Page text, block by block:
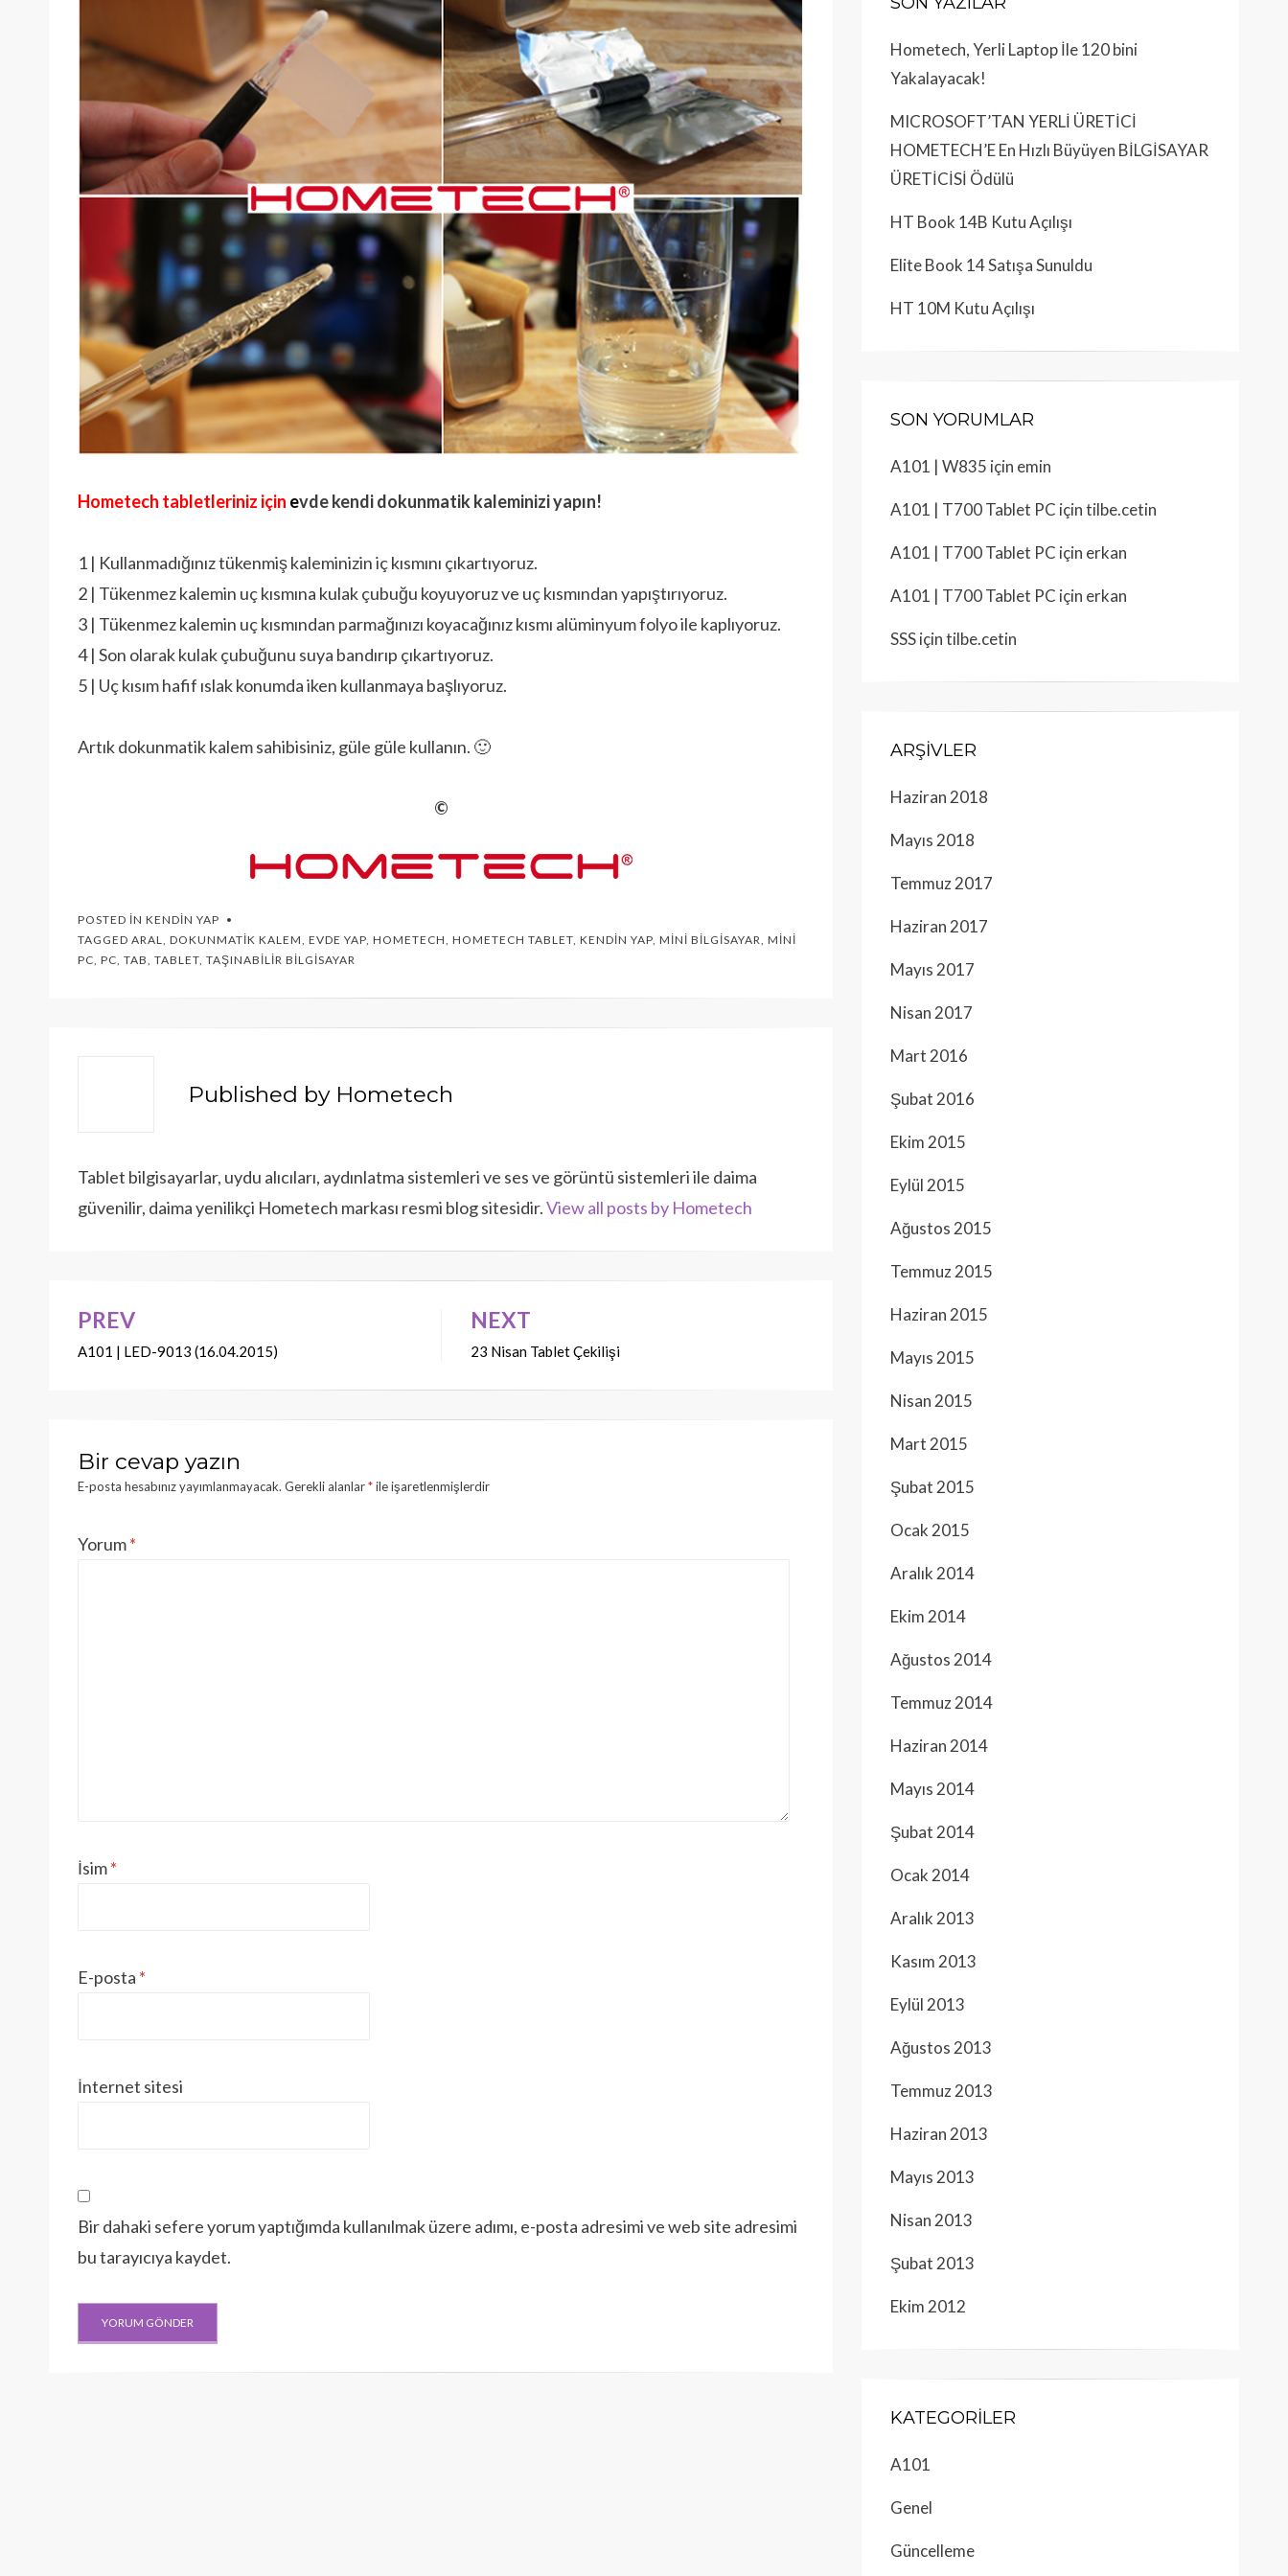
Hometech tabletleriniz için evde kendi dokunmatik kaleminizi yapın!
1 | Kullanmadığınız tükenmiş kaleminizin iç kısmını çıkartıyoruz.
2 | Tükenmez kalemin uç kısmına kulak çubuğu koyuyoruz ve uç kısmından yapıştırıyoruz.
3 | Tükenmez kalemin uç kısmından parmağınızı koyacağınız kısmı alüminyum folyo ile kaplıyoruz.
4 | Son olarak kulak çubuğunu suya bandırıp çıkartıyoruz.
5 | Uç kısım hafif ıslak konumda iken kullanmaya başlıyoruz.
Artık dokunmatik kalem sahibisiniz, güle güle kullanın. 🙂
©
POSTED IN KENDIN YAP
TAGGED ARAL, DOKUNMATIK KALEM, EVDE YAP, HOMETECH, HOMETECH TABLET, KENDIN YAP, MINI BILGISAYAR, MINI
PC, PC, TAB, TABLET, TAŞINABILIR BILGISAYAR
Published by Hometech
Tablet bilgisayarlar, uydu alıcıları, aydınlatma sistemleri ve ses ve görüntü sistemleri ile daima
güvenilir, daima yenilikçi Hometech markası resmi blog sitesidir.View all posts by Hometech
Yazı
dolaşımı
PREV
A101 | LED-9013 (16.04.2015)
NEXT
23 Nisan Tablet Çekilişi
Bir cevap yazın
E-posta hesabınız yayımlanmayacak. Gerekli alanlar*ile işaretlenmişlerdir
Yorum*
İsim*
E-posta *
İnternet sitesi
Bir dahaki sefere yorum yaptığımda kullanılmak üzere adımı, e-posta adresimi ve web site adresimi
bu tarayıcıya kaydet.
Hometech, Yerli Laptop İle 120 bini
Yakalayacak!
MICROSOFT’TAN YERLİ ÜRETİCİ
HOMETECH’E En Hızlı Büyüyen BİLGİSAYAR
ÜRETİCİSİ Ödülü
HT Book 14B Kutu Açılışı
Elite Book 14 Satışa Sunuldu
HT 10M Kutu Açılışı
SON YORUMLAR
A101 | W835 için emin
A101 | T700 Tablet PC içintilbe.cetin
A101 | T700 Tablet PC için erkan
A101 | T700 Tablet PC için erkan
SSSiçintilbe.cetin
ARŞIVLER
Haziran 2018
Mayıs 2018
Temmuz 2017
Haziran 2017
Mayıs 2017
Nisan 2017
Mart 2016
Şubat 2016
Ekim 2015
Eylül 2015
Ağustos 2015
Temmuz 2015
Haziran 2015
Mayıs 2015
Nisan 2015
Mart 2015
Şubat 2015
Ocak 2015
Aralık 2014
Ekim 2014
Ağustos 2014
Temmuz 2014
Haziran 2014
Mayıs 2014
Şubat 2014
Ocak 2014
Aralık 2013
Kasım 2013
Eylül 2013
Ağustos 2013
Temmuz 2013
Haziran 2013
Mayıs 2013
Nisan 2013
Şubat 2013
Ekim 2012
KATEGORILER
A101
Genel
Güncelleme